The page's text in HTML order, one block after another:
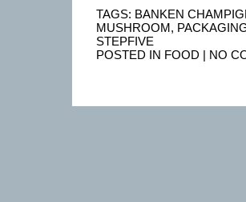
TAGS: BANKEN
MUSHROOM,
STEPFIVE
POSTED IN FOOD | NO